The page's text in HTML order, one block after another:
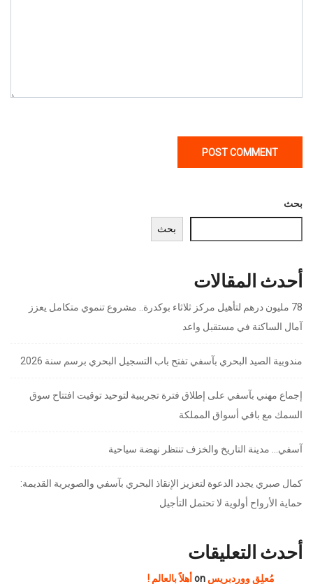
بحث
بحث
أحدث المقالات
78 مليون درهم لتأهيل مركز ثلاثاء بوكدرة.. مشروع تنموي متكامل يعزز
آمال الساكنة في مستقبل واعد
مندوبية الصيد البحري بآسفي تفتح باب التسجيل البحري برسم سنة 2026
إجماع مهني بآسفي على إطلاق فترة تجريبية لتوحيد توقيت افتتاح سوق
السمك مع باقي أسواق المملكة
آسفي… مدينة التاريخ والخزف تنتظر نهضة سياحية
كمال صبري يجدد الدعوة لتعزيز الإنقاذ البحري بآسفي والصويرية القديمة:
حماية الأرواح أولوية لا تحتمل التأجيل
أحدث التعليقات
مُعلِق ووردبريس أهلاً بالعالم !